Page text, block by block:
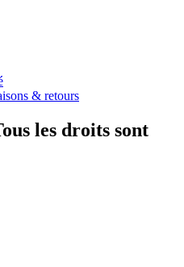
& retours
les droits sont